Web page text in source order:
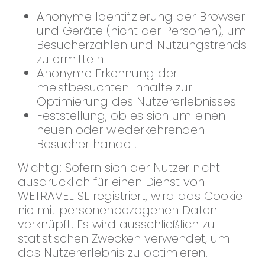
Anonyme Identifizierung der Browser
und Geräte (nicht der Personen), um
Besucherzahlen und Nutzungstrends
zu ermitteln
Anonyme Erkennung der
meistbesuchten Inhalte zur
Optimierung des Nutzererlebnisses
Feststellung, ob es sich um einen
neuen oder wiederkehrenden
Besucher handelt
Wichtig: Sofern sich der Nutzer nicht
ausdrücklich für einen Dienst von
WETRAVEL SL registriert, wird das Cookie
nie mit personenbezogenen Daten
verknüpft. Es wird ausschließlich zu
statistischen Zwecken verwendet, um
das Nutzererlebnis zu optimieren.